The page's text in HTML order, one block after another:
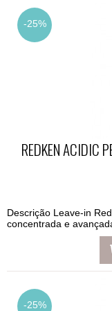
-25%
REDKEN ACIDIC
Descrição Leave-in
concentrada e
-25%